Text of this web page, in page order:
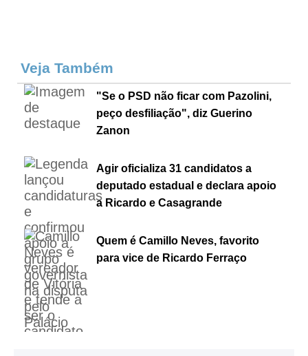
Veja Também
"Se o PSD não ficar com Pazolini,
peço desfiliação", diz Guerino
Zanon
Agir oficializa 31 candidatos a
deputado estadual e declara apoio
a Ricardo e Casagrande
Quem é Camillo Neves, favorito
para vice de Ricardo Ferraço